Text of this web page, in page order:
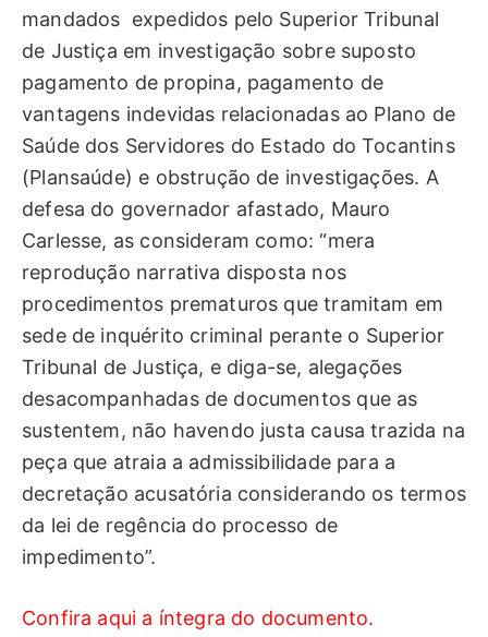
mandados expedidos pelo Superior Tribunal
de Justiça em investigação sobre suposto
pagamento de propina, pagamento de
vantagens indevidas relacionadas ao Plano de
Saúde dos Servidores do Estado do Tocantins
(Plansaúde) e obstrução de investigações. A
defesa do governador afastado, Mauro
Carlesse, as consideram como: “mera
reprodução narrativa disposta nos
procedimentos prematuros que tramitam em
sede de inquérito criminal perante o Superior
Tribunal de Justiça, e diga-se, alegações
desacompanhadas de documentos que as
sustentem, não havendo justa causa trazida na
peça que atraia a admissibilidade para a
decretação acusatória considerando os termos
da lei de regência do processo de
impedimento”.
Confira aqui a íntegra do documento.